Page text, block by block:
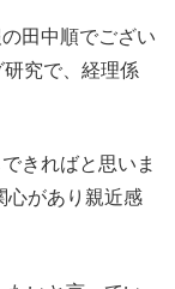
田中順でござい
究で、経理係
きればと思いま
心があり親近感